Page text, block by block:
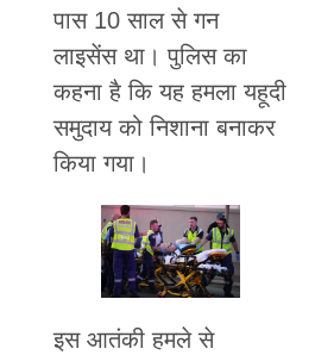
पास 10 साल से गन
लाइसेंस था। पुलिस का
कहना है कि यह हमला यहूदी
समुदाय को निशाना बनाकर
किया गया।
इस आतंकी हमले से